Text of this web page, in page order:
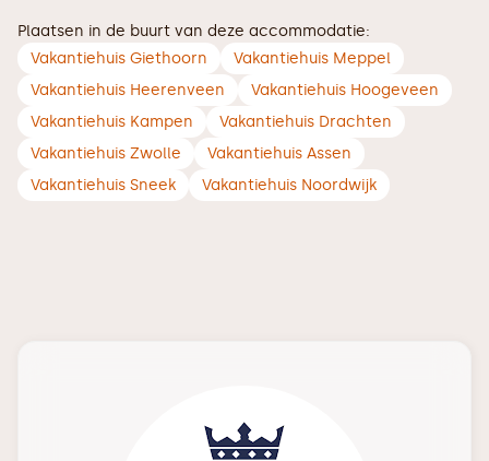
Plaatsen in de buurt van deze accommodatie:
Vakantiehuis Giethoorn
Vakantiehuis Meppel
Vakantiehuis Heerenveen
Vakantiehuis Hoogeveen
Vakantiehuis Kampen
Vakantiehuis Drachten
Vakantiehuis Zwolle
Vakantiehuis Assen
Vakantiehuis Sneek
Vakantiehuis Noordwijk